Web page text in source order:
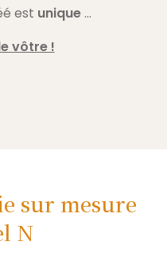
est unique …
vôtre !
sur mesure
N